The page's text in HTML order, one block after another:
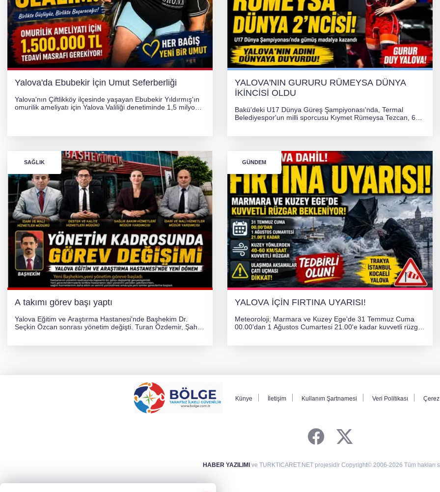
Yalova'da Ebubekir İçin Umut Seferberliği
Yalova'nın Çiftlikköy ilçesinde yaşayan Ebubekir Yıldırmış'ın
omurilik ameliyatı için Yalova Valiliği denetiminde 1,5 milyon
YALOVA'NIN GURURU RÜMEYSA DÜNYA
İKİNCİSİ OLDU
Bakü'deki U17 Dünya Güreş Şampiyonası'nda, Termal
Belediyespor'un milli sporcusu Kıymet Rümeysa Tezcan, 69
SAĞLIK
A takımı görev başı yaptı
Yalova Eğitim ve Araştırma Hastanesi'nde Başhekim Dr.
Seçkin Özcan sonrası yönetim değişti. Turan Özdemir, Şahin
GÜNDEM
YALOVA İÇİN FIRTINA UYARISI!
Meteoroloji; Marmara ve Kuzey Ege'de 31 Temmuz Cuma
00.00'dan 1 Ağustos Cumartesi 21.00'e kadar kuvvetli rüzgar
Künye İletişim Kullanım Şartnamesi Veri Politikası Çerez
HABER YAZILIMI ve TURKTICARET.NET projesidir Copyright© 2006-2026 Tüm hakları